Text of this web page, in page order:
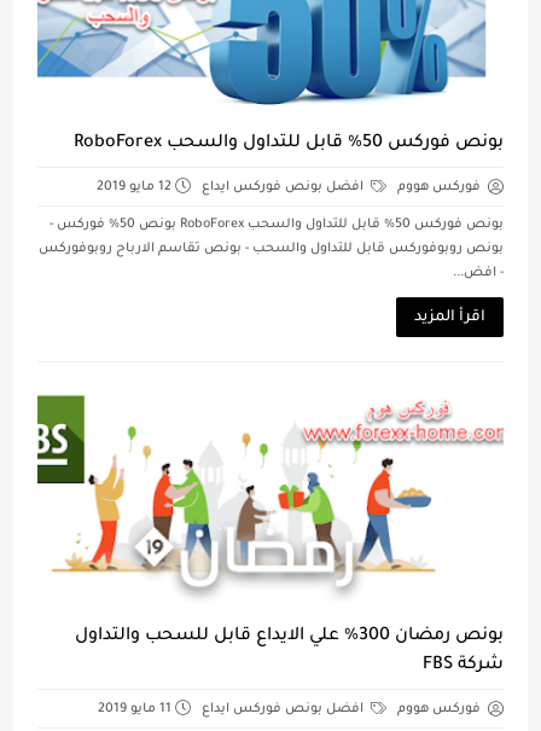
بونص فوركس 50% قابل للتداول والسحب RoboForex
فوركس هووم افضل بونص فوركس ايداع 12 مايو 2019
بونص فوركس 50% قابل للتداول والسحب RoboForex بونص 50% فوركس -
بونص روبوفوركس قابل للتداول والسحب - بونص تقاسم الارباح روبوفوركس
- افض...
اقرأ المزيد
بونص رمضان 300% علي الايداع قابل للسحب والتداول
شركة FBS
فوركس هووم افضل بونص فوركس ايداع 11 مايو 2019